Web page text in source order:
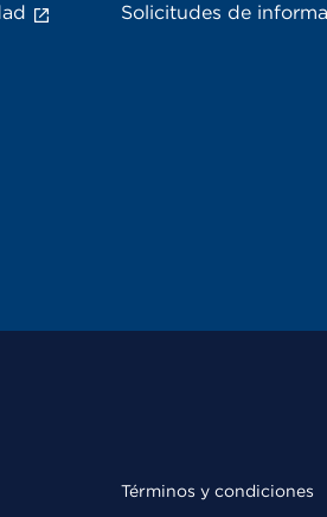
Solicitudes de
Términos y condiciones